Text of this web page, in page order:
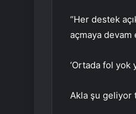
“Her destek
açmaya devam
‘Ortada fol yok
Akla şu geliyor